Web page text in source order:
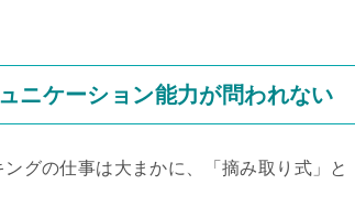
ニケーション能力が問われない
ングの仕事は大まかに、「摘み取り式」と